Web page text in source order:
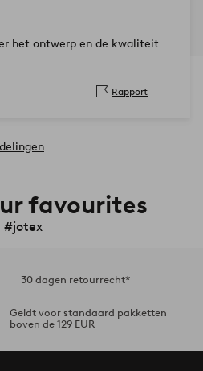
het ontwerp en de kwaliteit
Rapport
favourites
#jotex
30 dagen retourrecht*
Geldt voor standaard pakketten
boven de 129 EUR